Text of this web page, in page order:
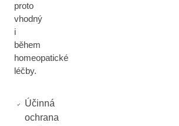
proto
vhodný
i
během
homeopatické
léčby.
Účinná
ochrana